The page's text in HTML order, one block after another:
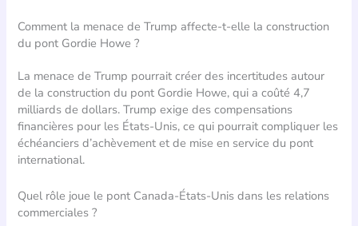
Comment la menace de Trump affecte-t-elle la construction
du pont Gordie Howe ?
La menace de Trump pourrait créer des incertitudes autour
de la construction du pont Gordie Howe, qui a coûté 4,7
milliards de dollars. Trump exige des compensations
financières pour les États-Unis, ce qui pourrait compliquer les
échéanciers d’achèvement et de mise en service du pont
international.
Quel rôle joue le pont Canada-États-Unis dans les relations
commerciales ?